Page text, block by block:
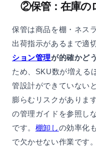
②保管：在庫の
保管は商品を棚・ネス
出荷指示があるまで適
ション管理が的確かど
ため、SKU数が増える
管設計ができていない
膨らむリスクがありま
の管理ガイドを参照し
です。 棚卸しの効率化
で欠かせない作業です。